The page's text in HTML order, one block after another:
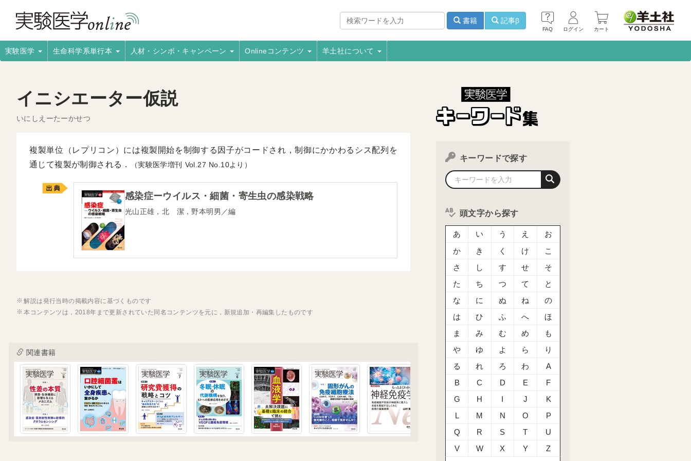
FAQ ログイン カート
書籍 記事β
実験医学 生命科学系単行本 人材・シンポ・キャンペーン Onlineコンテンツ 羊土社について
イニシエーター仮説
いにしえーたーかせつ
複製単位（レプリコン）には複製開始を制御する因子がコードされ，制御にかかわるシス配列を
通じて複製が制御される．
（実験医学増刊 27 10より）
感染症ーウイルス・細菌・寄生虫の感染戦略
光山正雄，北 潔，野本明男／編
解説は発行当時の掲載内容に基づくものです
本コンテンツは，2018年まで更新されていた同名コンテンツを元に，新規追加・再編集したものです
関連書籍
キーワードで探す
頭文字から探す
あ い う え
お
か
き く け
こ
さ
し す せ
そ
た
ち つ て
と
な
に ぬ ね
の
は
ひ ふ へ
ほ
ま
み む め
も
や
ゆ よ ら
り
る
れ ろ わ
A
B
C D E
F
G
H I J
K
L
M N O
P
Q
R S T
U
V
W X Y
Z